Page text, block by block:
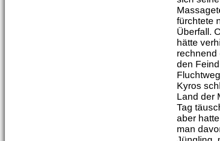
fürchtete
Überfall.
hätte
rechnend
den
Kyros
Land der
Tag
aber
man